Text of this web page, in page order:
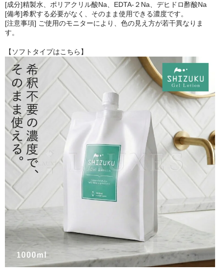
[成分]精製水、ポリアクリル酸Na、EDTA-２Na、デヒドロ酢酸Na
[備考]希釈する必要がなく、そのまま使用できる濃度です。
[注意事項] ご使用のモニターにより、色の見え方が若干異なりま
す。
【ソフトタイプはこちら】